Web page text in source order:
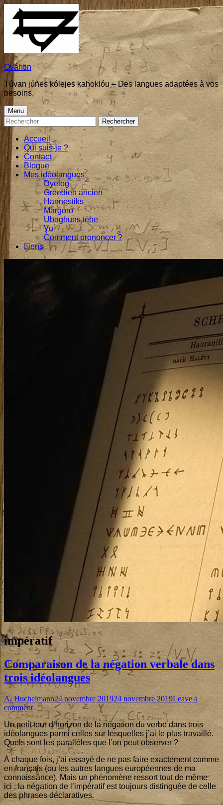
content
Ováhtin
Túvan júñes kólejes kahoklóu – Des langues adaptées à vos
besoins.
Primary
Menu
Menu
Rechercher :
Accueil
Qui suis-je ?
Contact
Blogue
Mes idéolangues
Dyelog
Greedien ancien
Hannestiks
Margoro
Ubaghuns tëhe
Ɣu
Comment prononcer ?
Liens
Tag:
impératif
Comparaison de la négation verbale dans
trois idéolangues
Author
A. HuchelmannPublished
on
24 novembre 201924 novembre 2019Leave a
commenton
Comparaison
de
la
négation
verbale
dans
trois
idéolangues
Un petit tour d’ho­ri­zon de la néga­tion du verbe dans trois
idéo­langues par­mi celles sur les­quelles j’ai le plus tra­vaillé.
Quels sont les paral­lèles que l’on peut observer ?
À chaque fois, j’ai essayé de ne pas faire exac­te­ment comme
en fran­çais (ou les autres langues euro­péennes de ma
connais­sance). Mais un phé­no­mène res­sort tout de même
ici : la néga­tion de l’im­pé­ra­tif est tou­jours dis­tin­guée de celle
des phrases déclaratives.